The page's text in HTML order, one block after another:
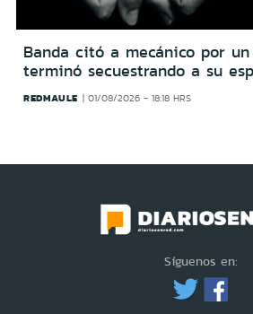
Banda citó a mecánico por
terminó secuestrando a su
REDMAULE 01/08/2026 - 18:18 HRS
Síguenos en: